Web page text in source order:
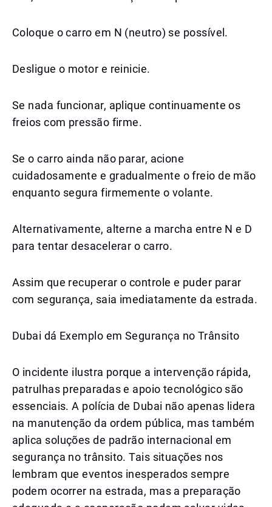
Coloque o carro em N (neutro) se possível.
Desligue o motor e reinicie.
Se nada funcionar, aplique continuamente os
freios com pressão firme.
Se o carro ainda não parar, acione
cuidadosamente e gradualmente o freio de mão
enquanto segura firmemente o volante.
Alternativamente, alterne a marcha entre N e D
para tentar desacelerar o carro.
Assim que recuperar o controle e puder parar
com segurança, saia imediatamente da estrada.
Dubai dá Exemplo em Segurança no Trânsito
O incidente ilustra porque a intervenção rápida,
patrulhas preparadas e apoio tecnológico são
essenciais. A polícia de Dubai não apenas lidera
na manutenção da ordem pública, mas também
aplica soluções de padrão internacional em
segurança no trânsito. Tais situações nos
lembram que eventos inesperados sempre
podem ocorrer na estrada, mas a preparação